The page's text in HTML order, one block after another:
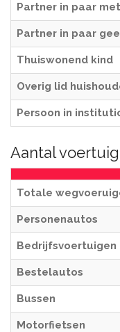
Partner in paar
Partner in paar
Thuiswonend kind
Overig lid
Persoon in
Aantal
Totale
Personenautos
Bedrijfsvoertuigen
Bestelautos
Bussen
Motorfietsen